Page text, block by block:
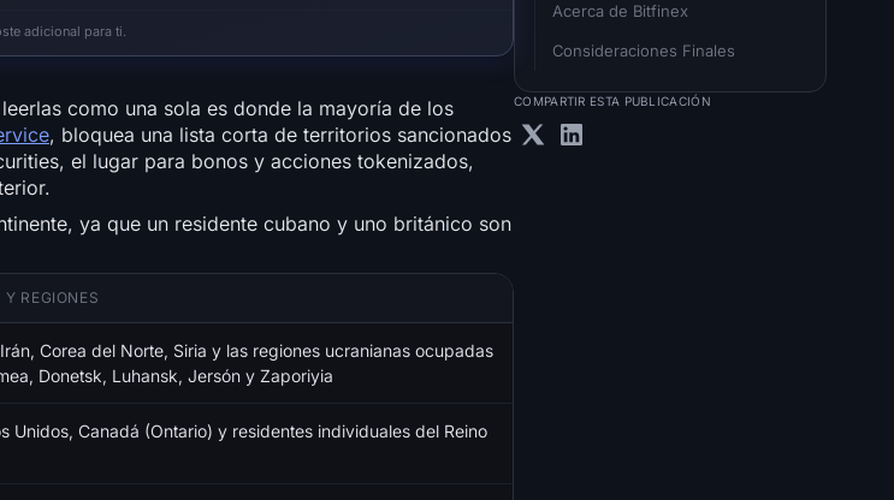
adicional para ti.
como una sola es donde la mayoría de los
, bloquea una lista corta de territorios sancionados
el lugar para bonos y acciones tokenizados,
ya que un residente cubano y uno británico son
Y REGIONES
Corea del Norte, Siria y las regiones ucranianas ocupadas
Donetsk, Luhansk, Jersón y Zaporiyia
Unidos, Canadá (Ontario) y residentes individuales del Reino
Acerca de Bitfinex
Consideraciones Finales
COMPARTIR ESTA PUBLICACIÓN